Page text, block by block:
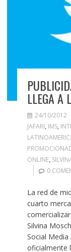
LLEGA A
24/10/2012
JAFARI, IMS,
ONLINE,
0
La red de
cuarto
Silvina
Social
oficialmente